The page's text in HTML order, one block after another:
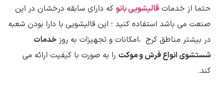
حتما از خدمات قالیشویی بانو که دارای سابقه درخشان در این
صنعت می باشد استفاده کنید ؛ این قالیشویی با دارا بودن شعبه
در بیشتر مناطق کرج ،امکانات و تجهیزات به روز خدمات
شستشوی انواع فرش و موکت را به صورت با کیفیت ارائه می
کند.